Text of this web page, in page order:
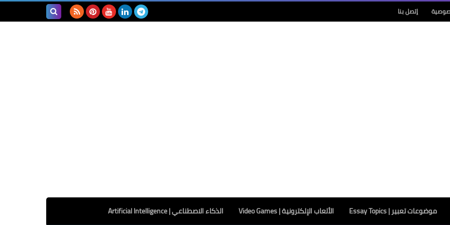
إتصل بنا
موضوعات تعبير | Essay Topics الألعاب الإلكترونية | Video Games الذكاء الاصطناعي | Artificial Intelligence